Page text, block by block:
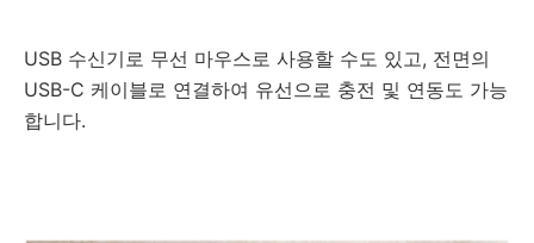
USB 수신기로 무선 마우스로 사용할 수도 있고, 전면의
USB-C 케이블로 연결하여 유선으로 충전 및 연동도 가능
합니다.